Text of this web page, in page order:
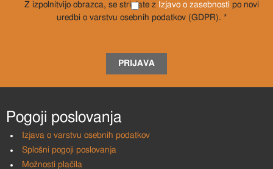
Z izpolnitvijo obrazca, se strinjate z Izjavo o zasebnosti po novi
uredbi o varstvu osebnih podatkov (GDPR). *
PRIJAVA
Pogoji poslovanja
Izjava o varstvu osebnih podatkov
Splošni pogoji poslovanja
Možnosti plačila